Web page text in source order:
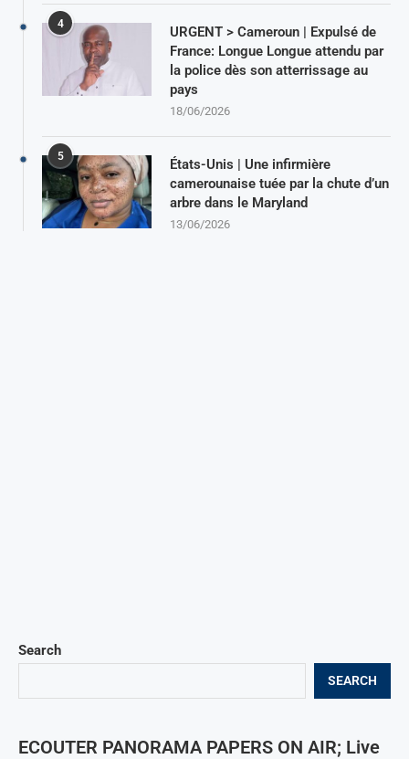
Search
SEARCH
ECOUTER PANORAMA PAPERS ON AIR; Live
4
URGENT > Cameroun | Expulsé de
France: Longue Longue attendu par
la police dès son atterrissage au
pays
18/06/2026
5
États-Unis | Une infirmière
camerounaise tuée par la chute d’un
arbre dans le Maryland
13/06/2026